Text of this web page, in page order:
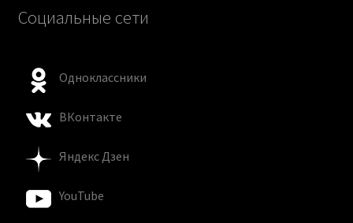
Социальные сети
Одноклассники
ВКонтакте
Яндекс Дзен
YouTube